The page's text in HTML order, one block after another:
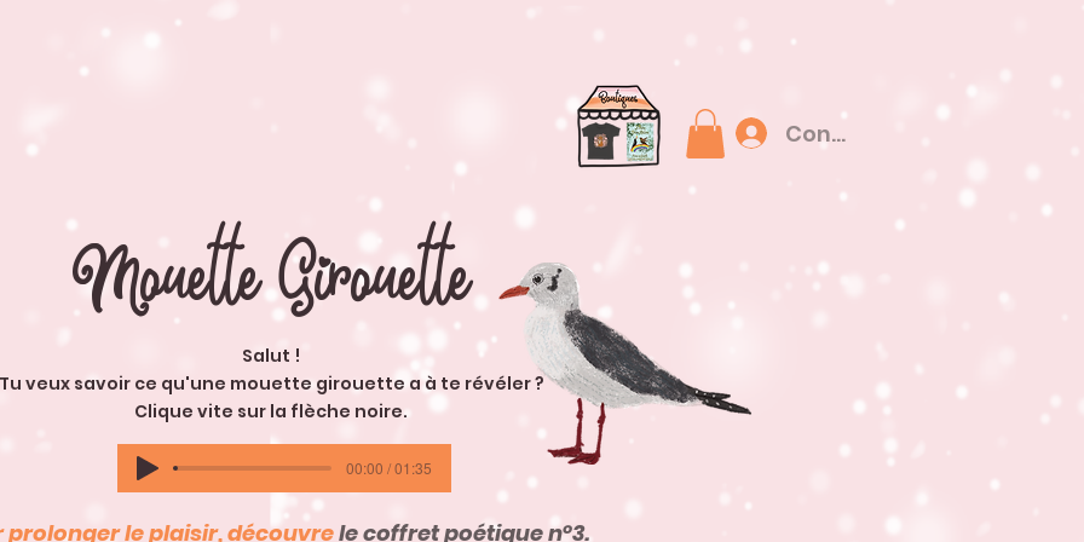
Connexion
Mouette Girouette
Salut !
veux savoir ce qu'une mouette girouette a à te révéler ?
Clique vite sur la flèche noire.
00:00 / 01:35
prolonger le plaisir, découvrele coffret poétique n°3.